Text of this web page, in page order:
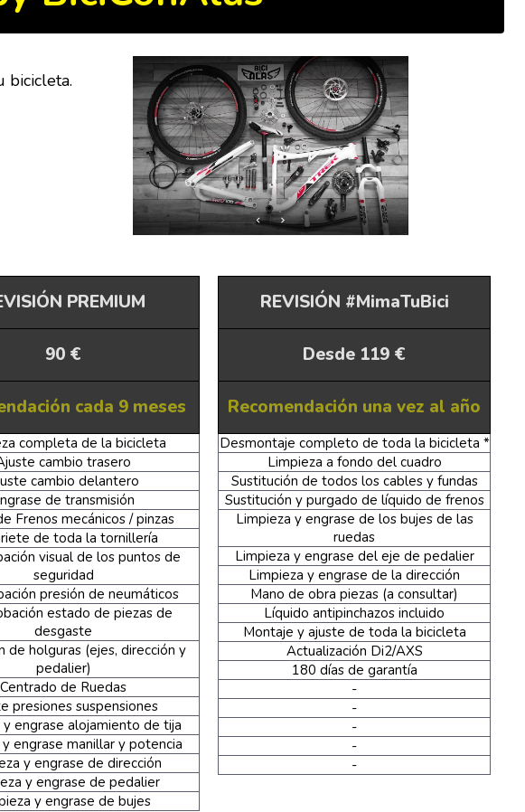
bicicleta.
PREMIUM
90 €
cada 9 meses
completa de la bicicleta
cambio trasero
cambio delantero
de transmisión
Frenos mecánicos / pinzas
de toda la tornillería
visual de los puntos de
seguridad
presión de neumáticos
estado de piezas de
desgaste
de holguras (ejes, dirección y
pedalier)
Centrado de Ruedas
presiones suspensiones
y engrase alojamiento de tija
engrase manillar y potencia
y engrase de dirección
y engrase de pedalier
y engrase de bujes
REVISIÓN #MimaTuBici
Desde 119 €
Recomendación una vez al año
Desmontaje completo de toda la bicicleta *
Limpieza a fondo del cuadro
Sustitución de todos los cables y fundas
Sustitución y purgado de líquido de frenos
Limpieza y engrase de los bujes de las
ruedas
Limpieza y engrase del eje de pedalier
Limpieza y engrase de la dirección
Mano de obra piezas (a consultar)
Líquido antipinchazos incluido
Montaje y ajuste de toda la bicicleta
Actualización Di2/AXS
180 días de garantía
-
-
-
-
-